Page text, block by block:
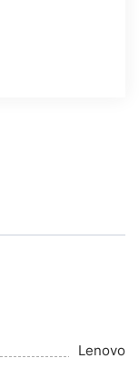
Lenovo